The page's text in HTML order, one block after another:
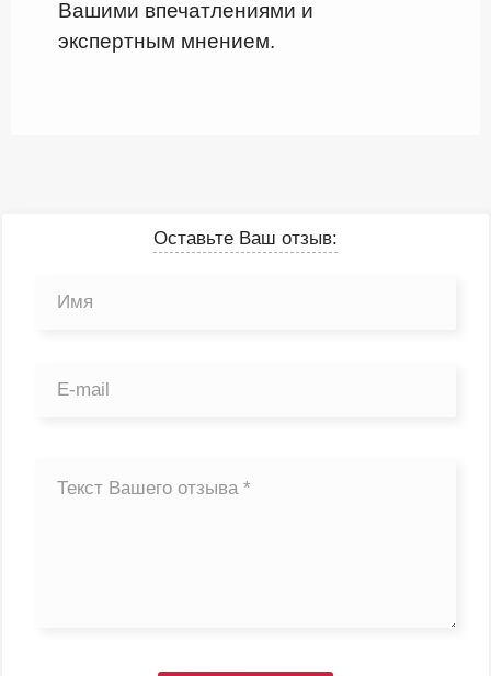
Вашими впечатлениями и
экспертным мнением.
Оставьте Ваш отзыв: